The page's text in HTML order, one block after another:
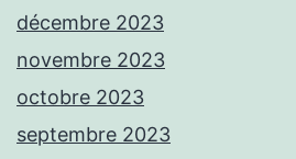
décembre 2023
novembre 2023
octobre 2023
septembre 2023